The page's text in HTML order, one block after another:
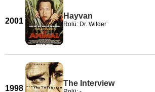
2001
Hayvan
Rolü: Dr. Wilder
1998
The Interview